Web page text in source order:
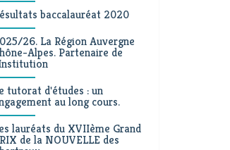
baccalauréat 2020
26. La Région Auvergne
Alpes. Partenaire de
tutorat d'études : un
au long cours.
lauréats du XVIIème Grand
de la NOUVELLE des